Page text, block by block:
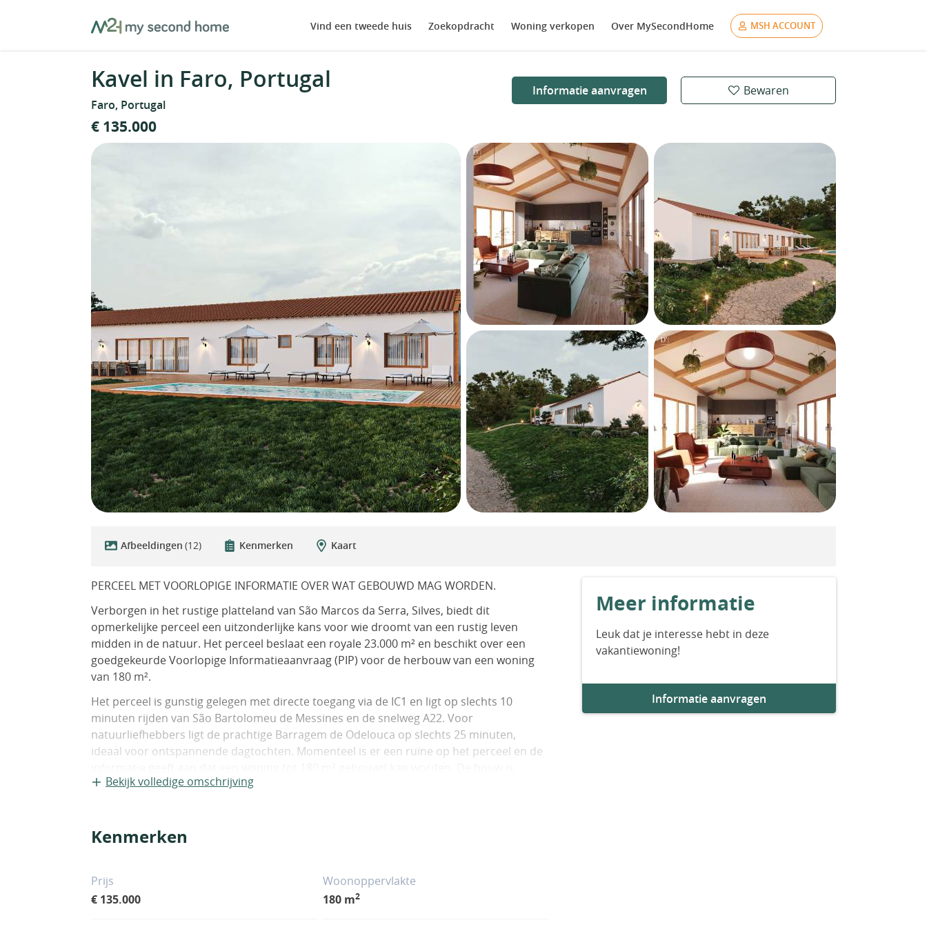
MySecondHome Vind een tweede huis Zoekopdracht Woning verkopen Over MySecondHome MSH ACCOUNT
Kavel in Faro, Portugal
Faro, Portugal
Informatie aanvragen Bewaren
€ 135.000
Afbeeldingen (12) Kenmerken Kaart
PERCEEL MET VOORLOPIGE INFORMATIE OVER WAT GEBOUWD MAG WORDEN.
Verborgen in het rustige platteland van São Marcos da Serra, Silves, biedt dit
opmerkelijke perceel een uitzonderlijke kans voor wie droomt van een rustig leven
midden in de natuur. Het perceel beslaat een royale 23.000 m² en beschikt over een
goedgekeurde Voorlopige Informatieaanvraag (PIP) voor de herbouw van een woning
van 180 m².
Het perceel is gunstig gelegen met directe toegang via de IC1 en ligt op slechts 10
minuten rijden van São Bartolomeu de Messines en de snelweg A22. Voor
natuurliefhebbers ligt de prachtige Barragem de Odelouca op slechts 25 minuten,
ideaal voor ontspannende dagtochten. Momenteel is er een ruïne op het perceel en de
vergunningplichtig; de PIP is slechts de eerste stap, de volgende stappen richting een
landbouw of recreatie, omgeven door weelderig groen en een rustige omgeving.
voorzieningen gecombineerd worden met landelijke charme.
Bij aankoop van dit perceel kunt u samen met een architect uw droomhuis ontwerpen
Bekijk volledige omschrijving
Kenmerken
Prijs
€ 135.000
Woonoppervlakte
180 m2
Meer informatie
Leuk dat je interesse hebt in deze
vakantiewoning!
Informatie aanvragen